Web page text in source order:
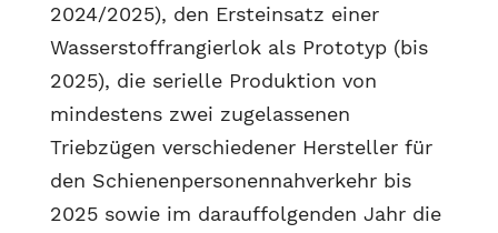
2024/2025), den Ersteinsatz einer
Wasserstoffrangierlok als Prototyp (bis
2025), die serielle Produktion von
mindestens zwei zugelassenen
Triebzügen verschiedener Hersteller für
den Schienenpersonennahverkehr bis
2025 sowie im darauffolgenden Jahr die